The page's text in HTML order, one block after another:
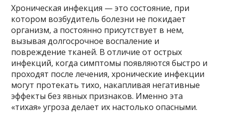
Хроническая инфекция — это состояние, при
котором возбудитель болезни не покидает
организм, а постоянно присутствует в нем,
вызывая долгосрочное воспаление и
повреждение тканей. В отличие от острых
инфекций, когда симптомы появляются быстро и
проходят после лечения, хронические инфекции
могут протекать тихо, накапливая негативные
эффекты без явных признаков. Именно эта
«тихая» угроза делает их настолько опасными.